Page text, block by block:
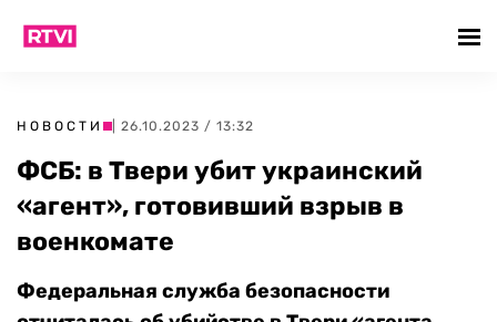
НОВОСТИ | 26.10.2023 / 13:32
ФСБ: в Твери убит украинский
«агент», готовивший взрыв в
военкомате
Федеральная служба безопасности